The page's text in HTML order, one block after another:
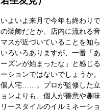
いよいよ来月で今年も終わり
の装飾だとか、店内に流れる
マスが近づいていることを知
いろいろありますが、一番「
ーズンが始まったな」と感じ
ーションではないでしょうか
個人宅……。プロが監修した
ョンよりも、個人が善意や趣
リースタイルのイルミネーシ